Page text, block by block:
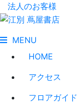
法人のお客様
MENU
HOME
アクセス
フロアガイド